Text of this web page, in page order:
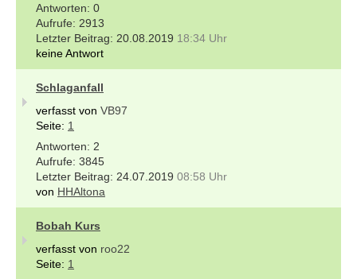
0
2913
20.08.2019 18:34 Uhr
keine Antwort
Schlaganfall
verfasst von VB97
Seite: 1
2
3845
24.07.2019 08:58 Uhr
von HHAltona
Bobah Kurs
verfasst von roo22
Seite: 1